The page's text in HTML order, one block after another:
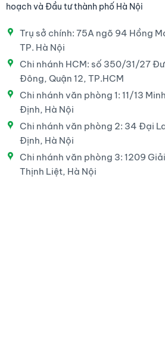
hoạch và Đầu tư thành phố Hà Nội
Trụ sở chính: 75A ngõ 94 Hồng
TP. Hà Nội
Chi nhánh HCM: số 350/31/27
Đông, Quận 12, TP.HCM
Chi nhánh văn phòng 1: 11/13
Định, Hà Nội
Chi nhánh văn phòng 2: 34 Đại
Định, Hà Nội
Chi nhánh văn phòng 3: 1209
Thịnh Liệt, Hà Nội